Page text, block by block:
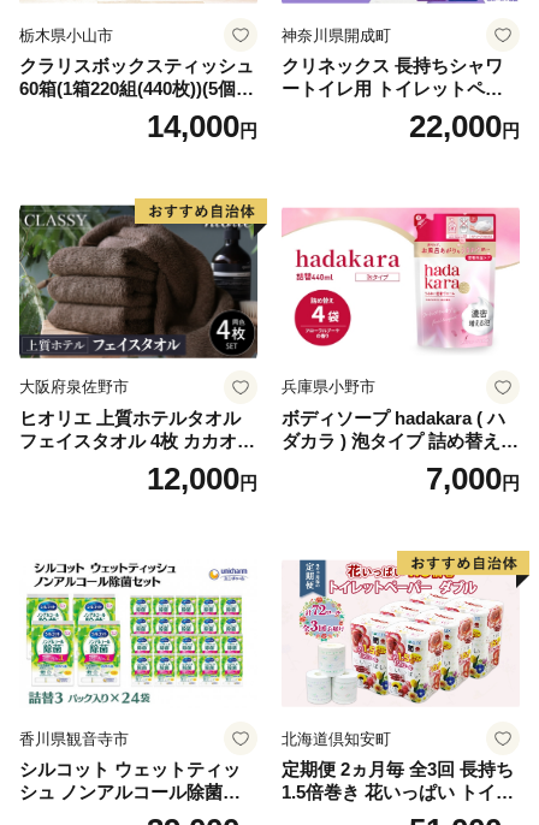
栃木県小山市
クラリスボックスティッシュ
60箱(1箱220組(440枚))(5個入
り×12セット)【1256759】
14,000円
神奈川県開成町
クリネックス 長持ちシャワ
ートイレ用 トイレットペー
パー（ダブル）64ロール(8ロ
ール×8パック) 開成町 トイレ
蓄 防災 エコ 消耗品 生活雑貨
生活用品 無香料 トイレット
ペーパー ダブル といれっと
ぺーぱー トイレ クレシア ト
イレットペーパー [BDBH002
-1]
22,000円
大阪府泉佐野市
ヒオリエ 上質ホテルタオル
フェイスタオル 4枚 カカオ
【タオル 泉州タオル 吸水 普
段使い 無地 シンプル 日用品
12,000円
兵庫県小野市
ボディソープ hadakara ( ハ
ダカラ ) 泡タイプ 詰め替え 4
40ml×4袋 ボディーソープ 泡
ボディソープ 泡 日用品 消耗
泡石鹸 石鹸 兵庫 兵庫県 小野
7,000円
香川県観音寺市
シルコット ウェットティッ
シュ ノンアルコール除菌詰
替（43枚×3P）×24袋 日用品
北海道倶知安町
定期便 2ヵ月毎 全3回 長持ち
1.5倍巻き 花いっぱい トイレ
ットペーパー ダブル 45ｍ 計